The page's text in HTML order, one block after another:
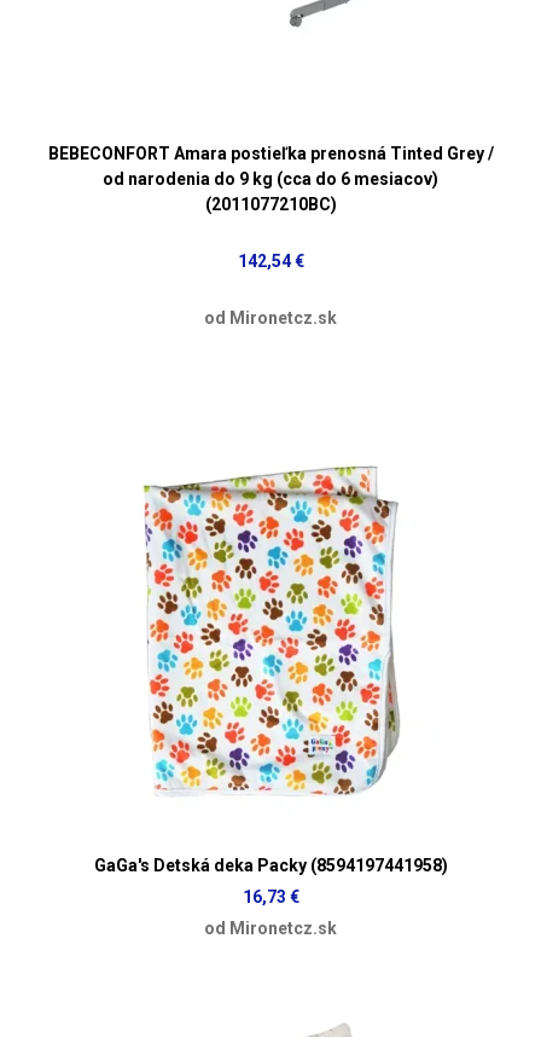
BEBECONFORT Amara postieľka prenosná Tinted Grey /
od narodenia do 9 kg (cca do 6 mesiacov)
(2011077210BC)
142,54 €
od Mironetcz.sk
GaGa's Detská deka Packy (8594197441958)
16,73 €
od Mironetcz.sk